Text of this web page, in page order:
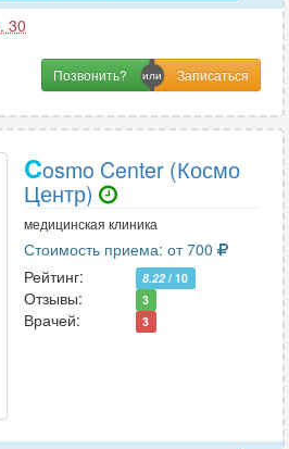
30
Позвонить?
Cosmo Center (Космо
Центр)
медицинская клиника
Стоимость приема: от 700
Рейтинг:
8.22 / 10
Отзывы: 3
Врачей: 3